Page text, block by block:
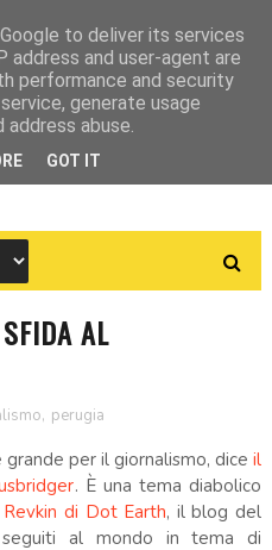
AL
, perugia
grande per il giornalismo, diceil
. È una tema diabolico
di Dot Earth, il blog del
al mondo in tema di
to deliver its services
address and user-agent are
performance and security
generate usage
abuse.
GOT IT